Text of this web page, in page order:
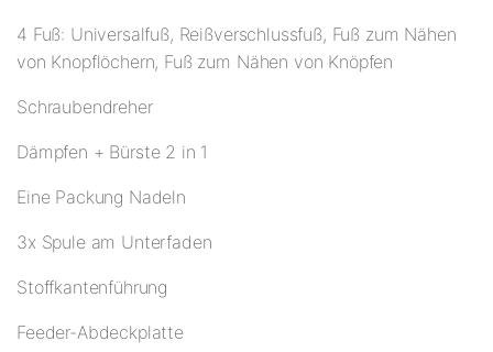
4 Fuß: Universalfuß, Reißverschlussfuß, Fuß zum Nähen
von Knopflöchern, Fuß zum Nähen von Knöpfen
Schraubendreher
Dämpfen + Bürste 2 in 1
Eine Packung Nadeln
3x Spule am Unterfaden
Stoffkantenführung
Feeder-Abdeckplatte